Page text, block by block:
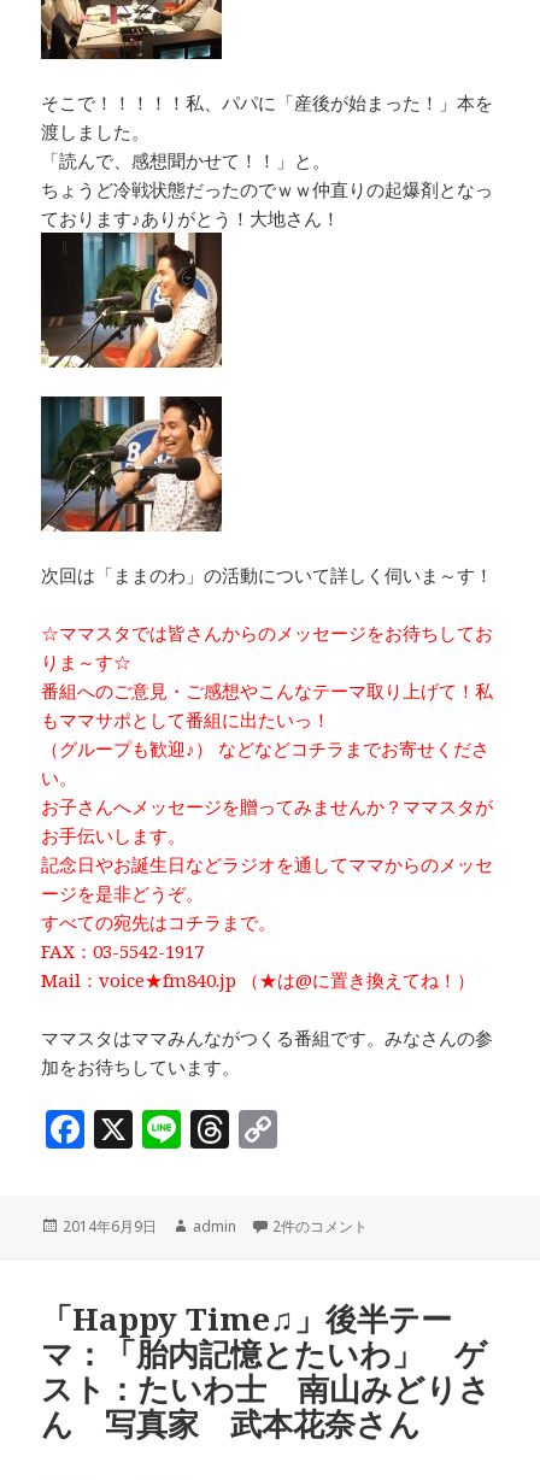
そこで！！！！！私、パパに「産後が始まった！」本を
渡しました。
「読んで、感想聞かせて！！」と。
ちょうど冷戦状態だったのでｗｗ仲直りの起爆剤となっ
ております♪ありがとう！大地さん！
次回は「ままのわ」の活動について詳しく伺いま～す！
☆ママスタでは皆さんからのメッセージをお待ちしてお
りま～す☆
番組へのご意見・ご感想やこんなテーマ取り上げて！私
もママサポとして番組に出たいっ！
（グループも歓迎♪） などなどコチラまでお寄せくださ
い。
お子さんへメッセージを贈ってみませんか？ママスタが
お手伝いします。
記念日やお誕生日などラジオを通してママからのメッセ
ージを是非どうぞ。
すべての宛先はコチラまで。
FAX：03-5542-1917
Mail：voice★fm840.jp （★は@に置き換えてね！）
ママスタはママみんながつくる番組です。みなさんの参
加をお待ちしています。
F
c
e
o
o
k
X Li
e
T
e
d
s
p
y
n
k
投
2014年6月9日
作
admin 「パパスタ♪」：ゲスト アイナロハ代
2件のコメント
「Happy Time♫」後半テー
マ：「胎内記憶とたいわ」 ゲ
スト：たいわ士 南山みどりさ
ん 写真家 武本花奈さん